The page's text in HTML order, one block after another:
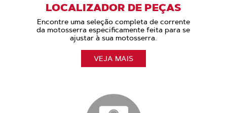
LOCALIZADOR DE PEÇAS
Encontre uma seleção completa de corrente
da motosserra especificamente feita para se
ajustar à sua motosserra.
VEJA MAIS